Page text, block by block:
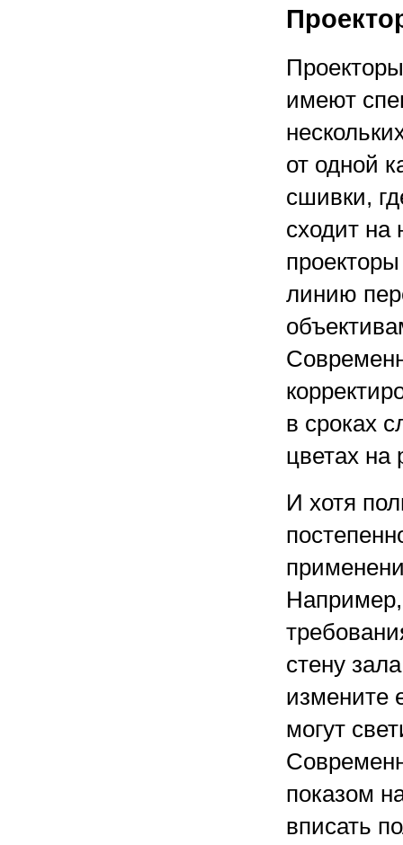
имеют
от одной
сшивки,
сходит на
линию
в сроках
цветах на
И хотя
стену
измените
могут
показом
вписать